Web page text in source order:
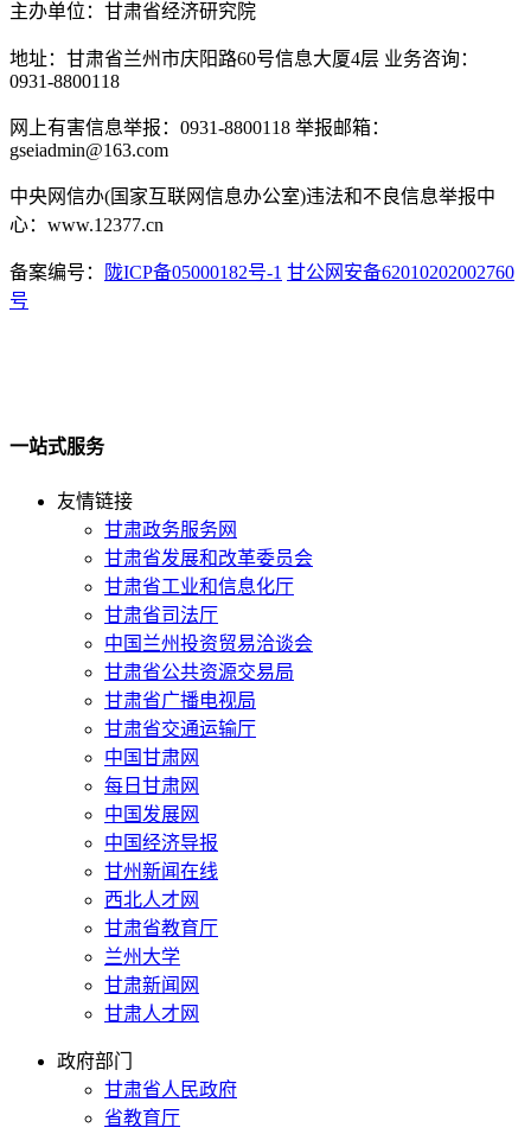
主办单位：甘肃省经济研究院
地址：甘肃省兰州市庆阳路60号信息大厦4层 业务咨询：
0931-8800118
网上有害信息举报：0931-8800118 举报邮箱：
gseiadmin@163.com
中央网信办(国家互联网信息办公室)违法和不良信息举报中
心：www.12377.cn
备案编号： 陇ICP备05000182号-1 甘公网安备62010202002760
号
一站式服务
友情链接
甘肃政务服务网
甘肃省发展和改革委员会
甘肃省工业和信息化厅
甘肃省司法厅
中国兰州投资贸易洽谈会
甘肃省公共资源交易局
甘肃省广播电视局
甘肃省交通运输厅
中国甘肃网
每日甘肃网
中国发展网
中国经济导报
甘州新闻在线
西北人才网
甘肃省教育厅
兰州大学
甘肃新闻网
甘肃人才网
政府部门
甘肃省人民政府
省教育厅